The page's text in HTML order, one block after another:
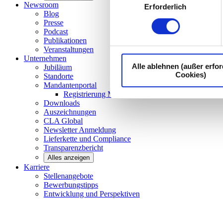
Erforderlich
Alle ablehnen (außer
Cookies)
Newsroom
Blog
Presse
Podcast
Publikationen
Veranstaltungen
Unternehmen
Jubiläum
Standorte
Mandantenportal
Registrierung Mandantenportal
Downloads
Auszeichnungen
CLA Global
NewsletterAnmeldung
Lieferkette und Compliance
Transparenzbericht
Alles anzeigen
Karriere
Stellenangebote
Bewerbungstipps
Entwicklung und Perspektiven